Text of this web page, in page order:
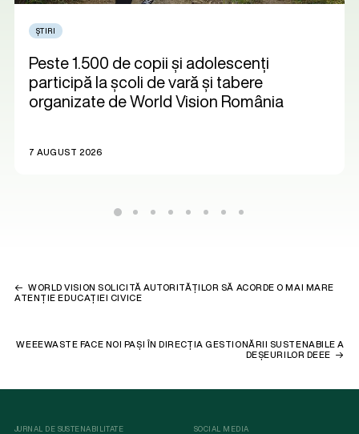
ȘTIRI
Peste 1.500 de copii și adolescenți
participă la școli de vară și tabere
organizate de World Vision România
7 AUGUST 2026
WORLD VISION SOLICITĂ AUTORITĂȚILOR SĂ ACORDE O MAI MARE
ATENȚIE EDUCAȚIEI CIVICE
WEEEWASTE FACE NOI PAȘI ÎN DIRECȚIA GESTIONĂRII SUSTENABILE A
DEȘEURILOR DEEE
JURNAL DE SUSTENABILITATE SOCIAL MEDIA